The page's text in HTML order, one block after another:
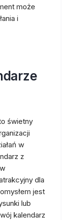
może
i
świetny
w
z
dla
jest
lub
kalendarz